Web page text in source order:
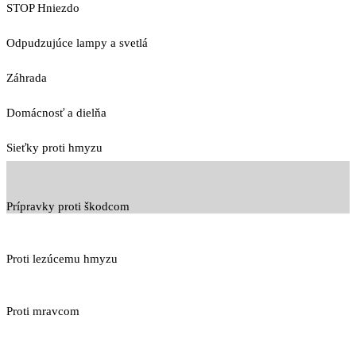
STOP Hniezdo
Odpudzujúce lampy a svetlá
Záhrada
Domácnosť a dielňa
Sieťky proti hmyzu
Prípravky proti škodcom
Proti lezúcemu hmyzu
Proti mravcom